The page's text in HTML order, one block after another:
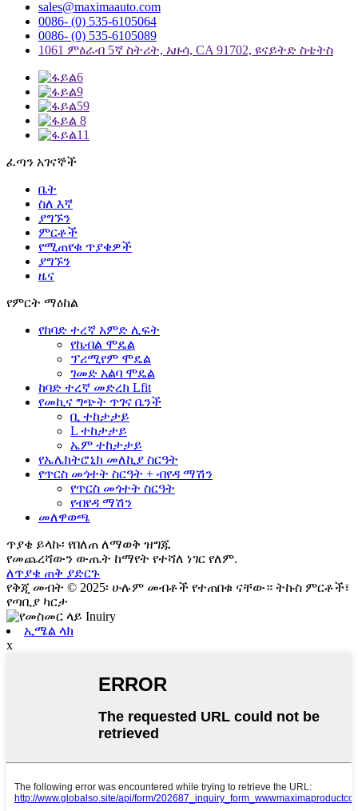
sales@maximaauto.com
0086- (0) 535-6105064
0086- (0) 535-6105089
1061 ምዕራብ 5ኛ ስትሪት, አዙሳ, CA 91702, ዩናይትድ ስቴትስ
ፈጣን አገናኞች
ቤት
ስለ እኛ
ያግኙን
ምርቶች
የሚጠየቁ ጥያቄዎች
ያግኙን
ዜና
የምርት ማዕከል
የከባድ ተረኛ አምድ ሊፍት
የኬብል ሞዴል
ፕሪሚየም ሞዴል
ገመድ አልባ ሞዴል
ከባድ ተረኛ መድረክ Lfit
የመኪና ግጭት ጥገና ቤንች
ቢ ተከታታይ
L ተከታታይ
ኤም ተከታታይ
የኤሌክትሮኒክ መለኪያ ስርዓት
የጥርስ መጎተት ስርዓት + ብየዳ ማሽን
የጥርስ መጎተት ስርዓት
የብየዳ ማሽን
መለዋወጫ
ጥያቄ ይላኩ፡ የበለጠ ለማወቅ ዝግጁ
የመጨረሻውን ውጤት ከማየት የተሻለ ነገር የለም.
ለጥያቄ ጠቅ ያድርጉ
የቅጂ መብት © 2025፡ ሁሉም መብቶች የተጠበቁ ናቸው። ትኩስ ምርቶች፣
የጣቢያ ካርታ
ኢሜል ላክ
x